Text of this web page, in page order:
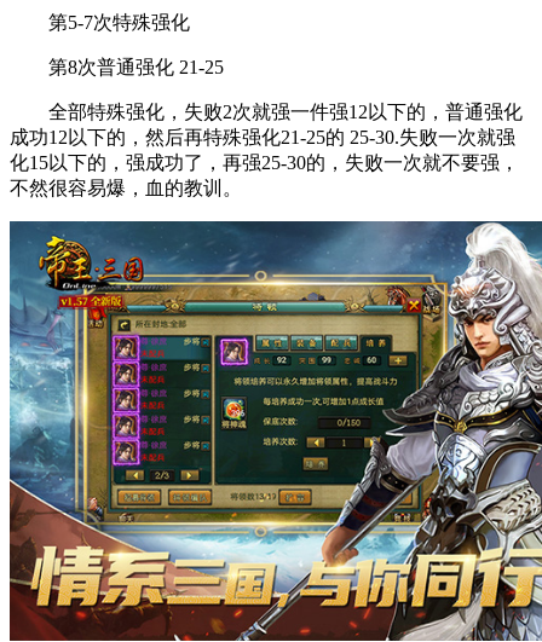
第5-7次特殊强化
第8次普通强化 21-25
全部特殊强化，失败2次就强一件强12以下的，普通强化
成功12以下的，然后再特殊强化21-25的 25-30.失败一次就强
化15以下的，强成功了，再强25-30的，失败一次就不要强，
不然很容易爆，血的教训。